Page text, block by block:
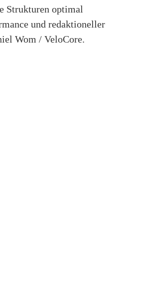
Strukturen optimal
und redaktioneller
Wom / VeloCore.